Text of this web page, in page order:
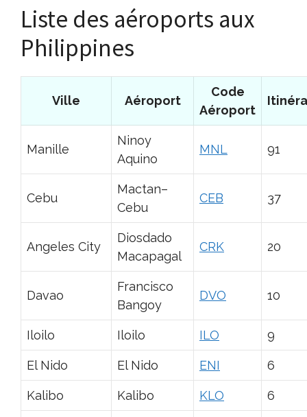
Liste des aéroports aux
Philippines
Ville Aéroport
Code
Aéroport
Manille
Ninoy
Aquino
MNL 91
Cebu
Mactan–
Cebu
CEB 37
Angeles City
Diosdado
Macapagal
CRK 20
Davao
Francisco
Bangoy
DVO 10
Iloilo Iloilo ILO 9
El Nido El Nido ENI 6
Kalibo Kalibo KLO 6